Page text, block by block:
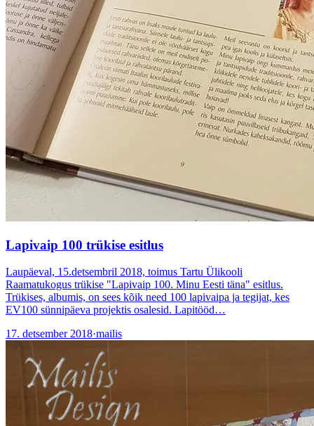
Lapivaip 100 trükise esitlus
Laupäeval, 15.detsembril 2018, toimus Tartu Ülikooli
Raamatukogus trükise "Lapivaip 100. Minu Eesti täna" esitlus.
Trükises, albumis, on sees kõik need 100 lapivaipa ja tegijat, kes
EV100 sünnipäeva projektis osalesid. Lapitööd…
17. detsember 2018·mailis